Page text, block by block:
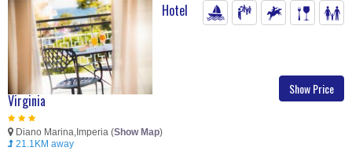
Show Price
Hotel
Virginia
Diano Marina,Imperia (Show Map)
21.1KM away